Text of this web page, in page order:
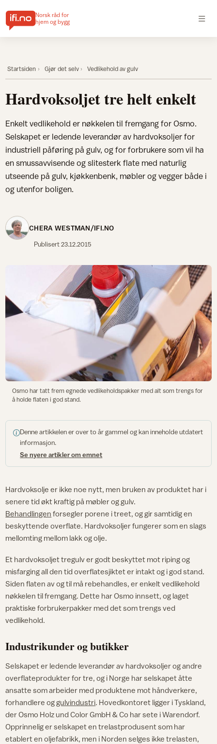
Norsk råd for
hjem og bygg
Startsiden Gjør det selv Vedlikehold av gulv
Hardvoksoljet tre helt enkelt
Enkelt vedlikehold er nøkkelen til fremgang for Osmo.
Selskapet er ledende leverandør av hardvoksoljer for
industriell påføring på gulv, og for forbrukere som vil ha
en smussavvisende og slitesterk flate med naturlig
utseende på gulv, kjøkkenbenk, møbler og vegger både i
og utenfor boligen.
CHERA WESTMAN/IFI.NO
Publisert23.12.2015
Osmo har tatt frem egnede vedlikeholdspakker med alt som trengs for
å holde flaten i god stand.
Denne artikkelen er over to år gammel og kan inneholde utdatert
informasjon.
Se nyere artikler om emnet
Hardvoksolje er ikke noe nytt, men bruken av produktet har i
senere tid økt kraftig på møbler og gulv.
Behandlingen forsegler porene i treet, og gir samtidig en
beskyttende overflate. Hardvoksoljer fungerer som en slags
mellomting mellom lakk og olje.
Et hardvoksoljet tregulv er godt beskyttet mot riping og
misfarging all den tid overflatesjiktet er intakt og i god stand.
Siden flaten av og til må rebehandles, er enkelt vedlikehold
nøkkelen til fremgang. Dette har Osmo innsett, og laget
praktiske forbrukerpakker med det som trengs ved
vedlikehold.
Industrikunder og butikker
Selskapet er ledende leverandør av hardvoksoljer og andre
overflateprodukter for tre, og i Norge har selskapet åtte
ansatte som arbeider med produktene mot håndverkere,
forhandlere oggulvindustri. Hovedkontoret ligger i Tyskland,
der Osmo Holz und Color GmbH & Co har sete i Warendorf.
Opprinnelig er selskapet en trelastprodusent som har
etablert en oljefabrikk, men i Norden selges ikke trelasten,